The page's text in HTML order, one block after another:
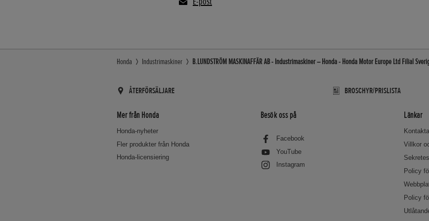
Honda Industrimaskiner B.LUNDSTRÖM MASKINAFFÄR AB - Industrimaskiner – Honda - Honda Motor Europe Ltd Filial
ÅTERFÖRSÄLJARE BROSCHYR/PRISLISTA
Mer från Honda
Honda-nyheter
Fler produkter från Honda
Honda-licensiering
Besök oss på
Facebook
YouTube
Instagram
Länkar
Villkor
Policy
Policy